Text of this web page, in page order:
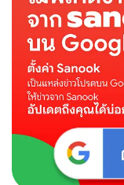
สวย
ที่พัก
เหมือน
หลัก
ล้าน